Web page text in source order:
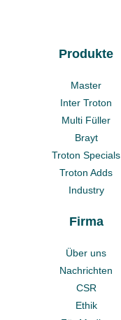
Produkte
Master
Inter Troton
Multi Füller
Brayt
Troton Specials
Troton Adds
Industry
Firma
Über uns
Nachrichten
CSR
Ethik